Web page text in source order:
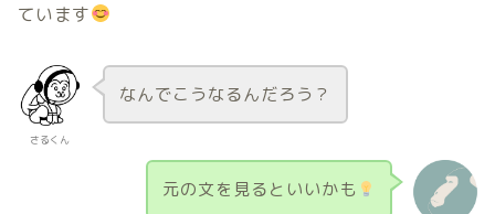
ています
さるくん
なんでこうなるんだろう？
元の文を見るといいかも